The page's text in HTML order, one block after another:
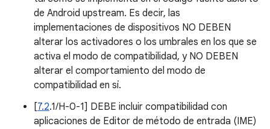
de Android upstream. Es decir, las
implementaciones de dispositivos NO DEBEN
alterar los activadores o los umbrales en los que se
activa el modo de compatibilidad, y NO DEBEN
alterar el comportamiento del modo de
compatibilidad en sí.
[7.2.1/H-0-1] DEBE incluir compatibilidad con
aplicaciones de Editor de método de entrada (IME)